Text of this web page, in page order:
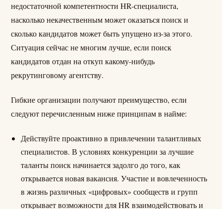
недостаточной компетентности HR-специалиста,
насколько некачественным может оказаться поиск и
сколько кандидатов может быть упущено из-за этого.
Ситуация сейчас не многим лучше, если поиск
кандидатов отдан на откуп какому-нибудь
рекрутинговому агентству.
Гибкие организации получают преимущество, если
следуют перечисленным ниже принципам в найме:
Действуйте проактивно в привлечении талантливых
специалистов. В условиях конкуренции за лучшие
таланты поиск начинается задолго до того, как
открывается новая вакансия. Участие и вовлеченность
в жизнь различных «цифровых» сообществ и групп
открывает возможности для HR взаимодействовать и